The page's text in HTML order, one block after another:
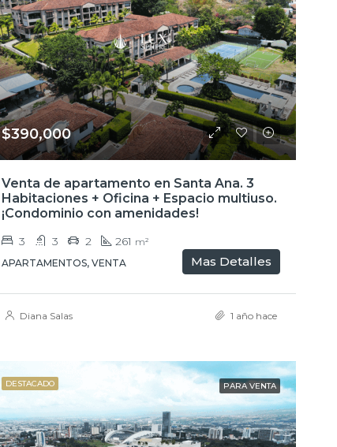
$390,000
Venta de apartamento en Santa Ana. 3
Habitaciones + Oficina + Espacio multiuso.
¡Condominio con amenidades!
3 3 2 261 m²
APARTAMENTOS, VENTA
Mas Detalles
Diana Salas 1 año hace
DESTACADO PARA VENTA